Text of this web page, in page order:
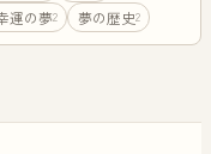
運の夢2 夢の歴史2